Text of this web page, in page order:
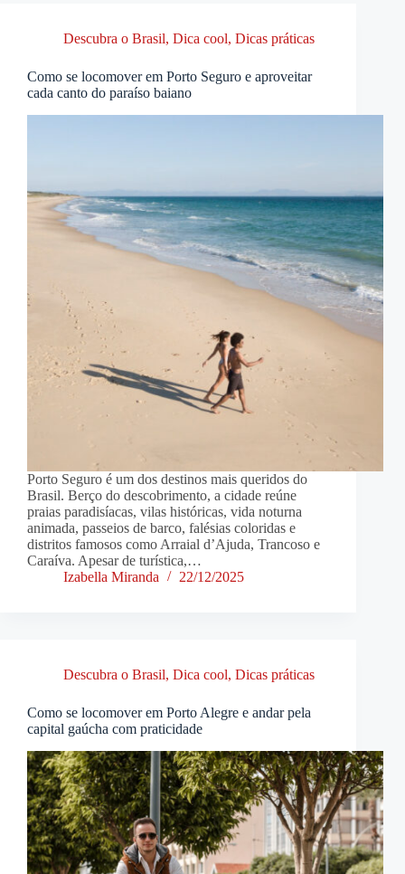
Descubra o Brasil, Dica cool, Dicas práticas
Como se locomover em Porto Seguro e aproveitar
cada canto do paraíso baiano
Porto Seguro é um dos destinos mais queridos do
Brasil. Berço do descobrimento, a cidade reúne
praias paradisíacas, vilas históricas, vida noturna
animada, passeios de barco, falésias coloridas e
distritos famosos como Arraial d’Ajuda, Trancoso e
Caraíva. Apesar de turística,…
Izabella Miranda
22/12/2025
Descubra o Brasil, Dica cool, Dicas práticas
Como se locomover em Porto Alegre e andar pela
capital gaúcha com praticidade